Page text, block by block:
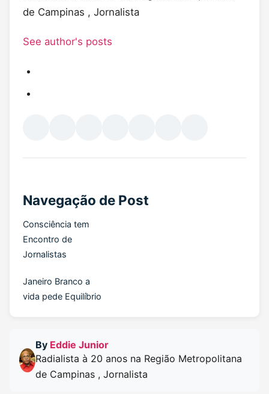
de Campinas , Jornalista
See author's posts
Navegação de Post
Consciência tem
Encontro de
Jornalistas
Janeiro Branco a
vida pede Equilíbrio
By Eddie Junior
Radialista à 20 anos na Região Metropolitana
de Campinas , Jornalista